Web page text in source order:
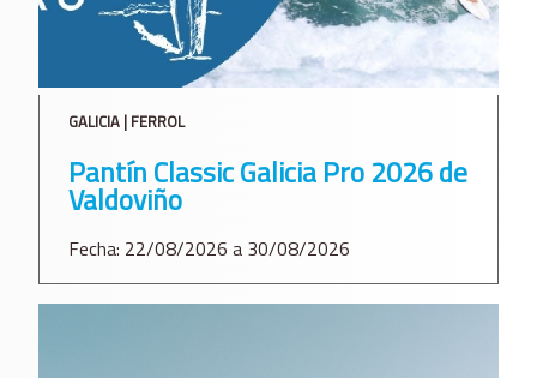
GALICIA | FERROL
Pantín Classic Galicia Pro 2026 de
Valdoviño
Fecha: 22/08/2026 a 30/08/2026